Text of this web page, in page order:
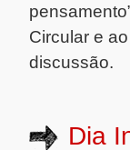
Circular e
discussão.
Dia